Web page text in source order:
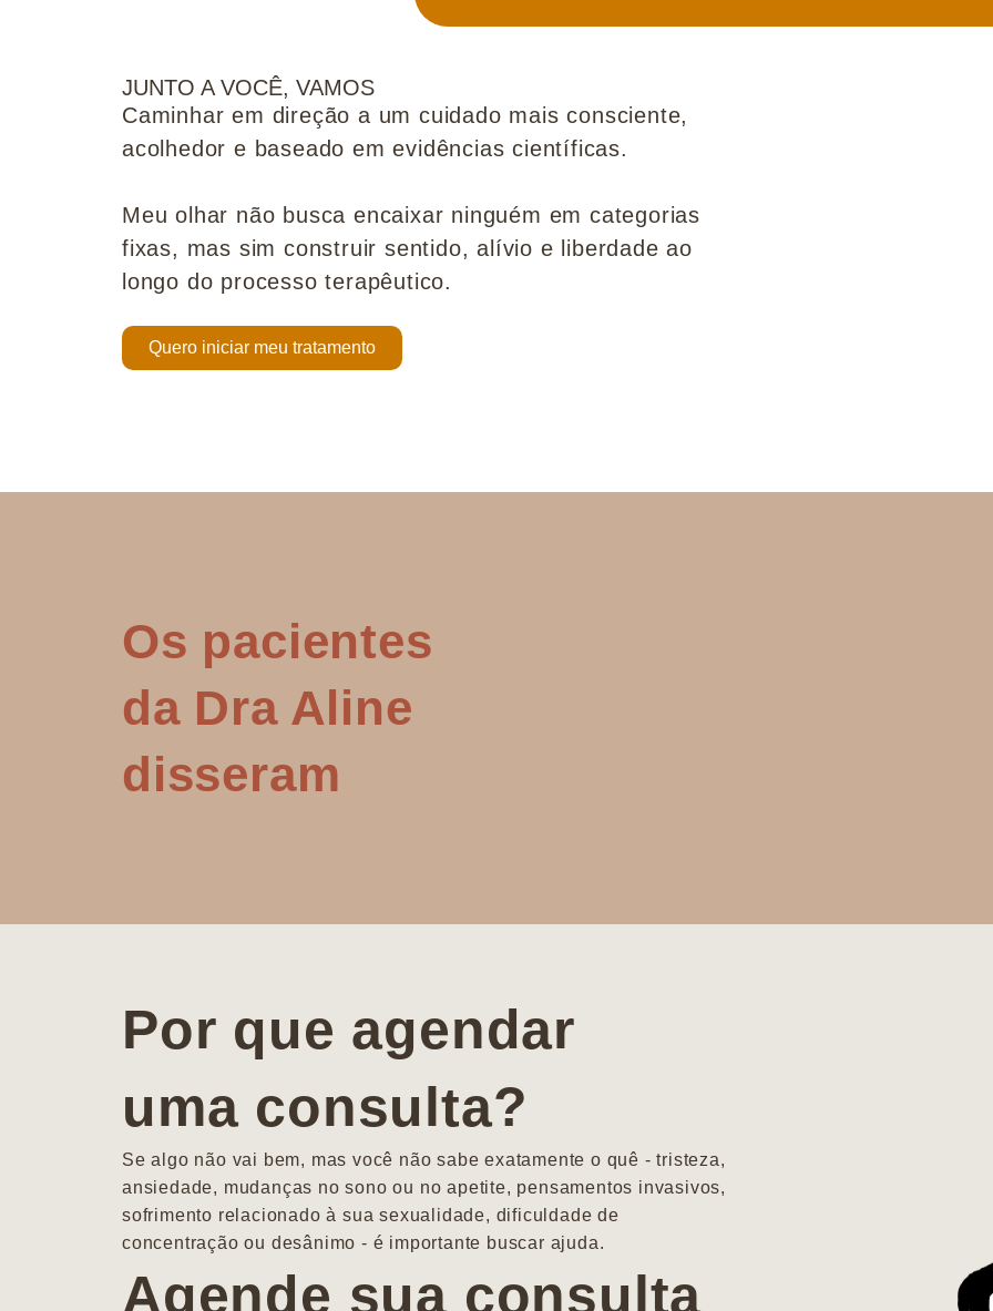
JUNTO A VOCÊ, VAMOS
Caminhar em direção a um cuidado mais consciente,
acolhedor e baseado em evidências científicas.
Meu olhar não busca encaixar ninguém em categorias
fixas, mas sim construir sentido, alívio e liberdade ao
longo do processo terapêutico.
Quero iniciar meu tratamento
Os pacientes
da Dra Aline
disseram
Por que agendar
uma consulta?
Se algo não vai bem, mas você não sabe exatamente o quê - tristeza,
ansiedade, mudanças no sono ou no apetite, pensamentos invasivos,
sofrimento relacionado à sua sexualidade, dificuldade de
concentração ou desânimo - é importante buscar ajuda.
Agende sua consulta